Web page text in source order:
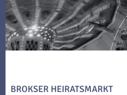
BROKSER HEIRATSMARKT